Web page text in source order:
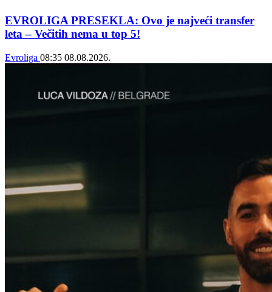
EVROLIGA PRESEKLA: Ovo je najveći transfer
leta – Večitih nema u top 5!
Evroliga 08:35 08.08.2026.